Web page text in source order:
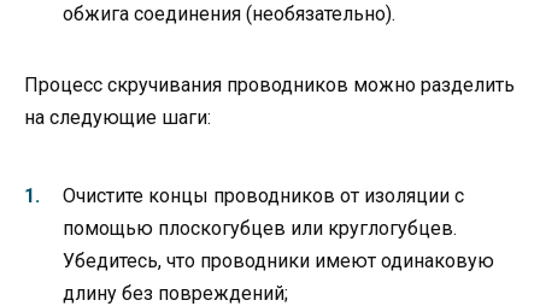
обжига соединения (необязательно).
Процесс скручивания проводников можно разделить
на следующие шаги:
Очистите концы проводников от изоляции с
помощью плоскогубцев или круглогубцев.
Убедитесь, что проводники имеют одинаковую
длину без повреждений;